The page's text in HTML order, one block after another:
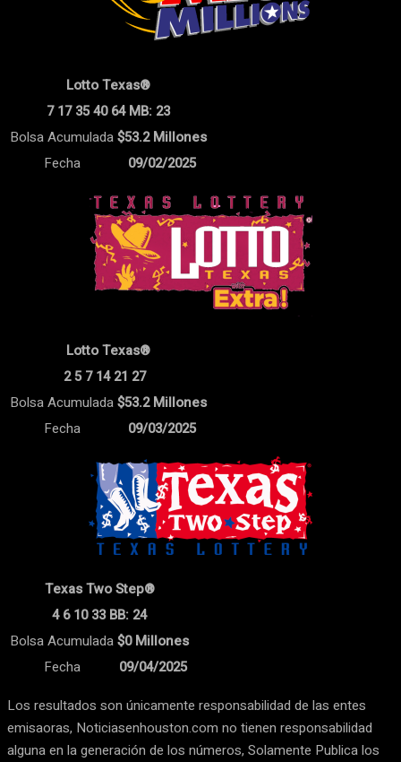
Lotto Texas®
7 17 35 40 64 MB: 23
Bolsa Acumulada$53.2 Millones
Fecha
09/02/2025
Lotto Texas®
2 5 7 14 21 27
Bolsa Acumulada$53.2 Millones
Fecha
09/03/2025
Texas Two Step®
4 6 10 33 BB: 24
Bolsa Acumulada$0 Millones
Fecha
09/04/2025
Los resultados son únicamente responsabilidad de las entes
emisaoras, Noticiasenhouston.com no tienen responsabilidad
alguna en la generación de los números, Solamente Publica los